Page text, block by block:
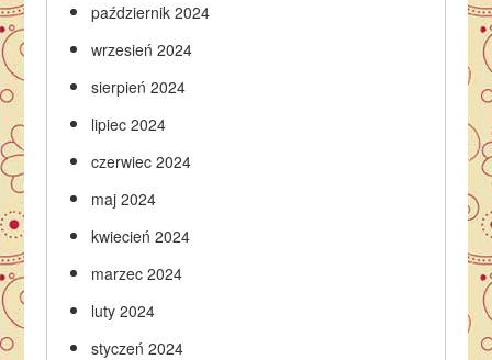
październik 2024
wrzesień 2024
sierpień 2024
lipiec 2024
czerwiec 2024
maj 2024
kwiecień 2024
marzec 2024
luty 2024
styczeń 2024